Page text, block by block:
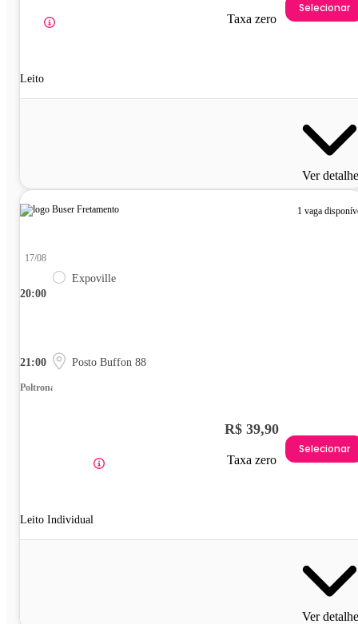
Leito
Taxa zero
Selecionar
Ver
1 vaga
20:00
17/08
Expoville
21:00 Posto Buffon 88
Poltrona
Leito Individual
R$ 39,90
Taxa zero
Selecionar
Ver